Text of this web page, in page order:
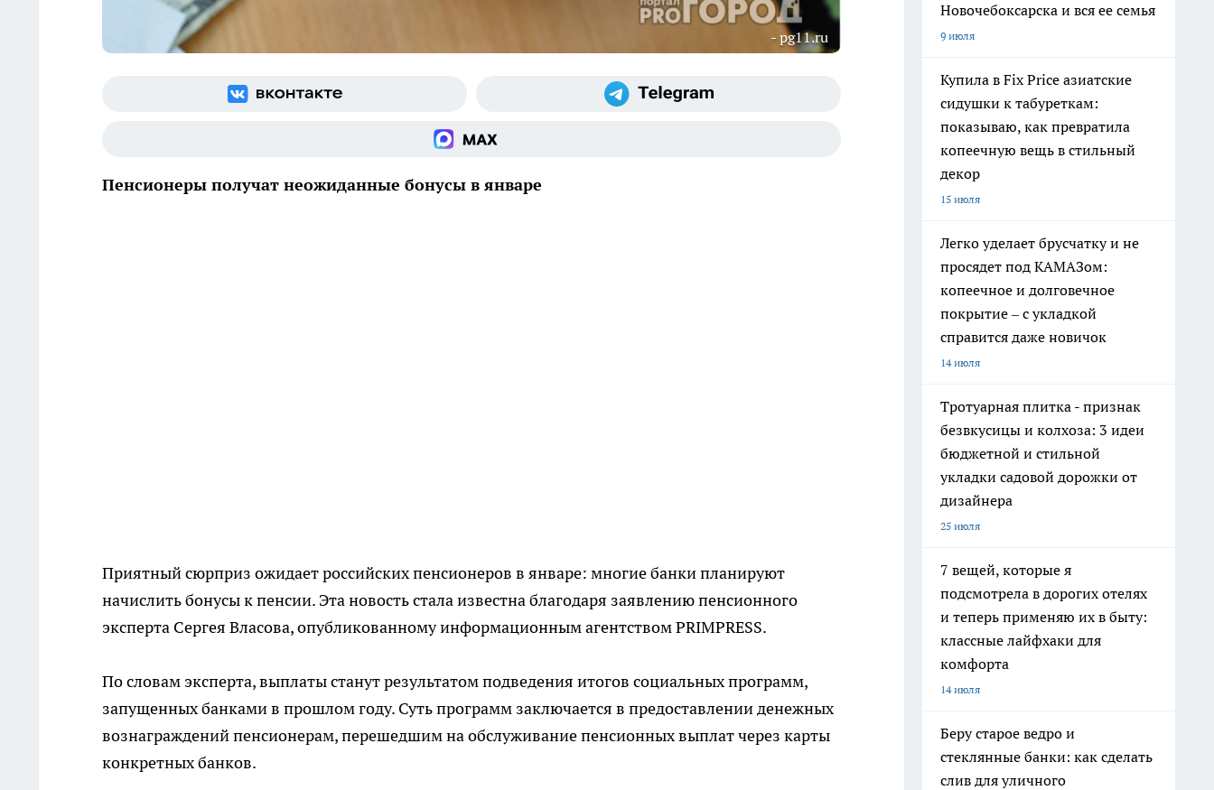
- pg11.ru
Пенсионеры получат неожиданные бонусы в январе
Приятный сюрприз ожидает российских пенсионеров в январе: многие банки планируют
начислить бонусы к пенсии. Эта новость стала известна благодаря заявлению пенсионного
эксперта Сергея Власова, опубликованному информационным агентством PRIMPRESS.
По словам эксперта, выплаты станут результатом подведения итогов социальных программ,
запущенных банками в прошлом году. Суть программ заключается в предоставлении денежных
вознаграждений пенсионерам, перешедшим на обслуживание пенсионных выплат через карты
конкретных банков.
Новочебоксарска и вся ее семья
9 июля
Купила в Fix Price азиатские
сидушки к табуреткам:
показываю, как превратила
копеечную вещь в стильный
декор
15 июля
Легко уделает брусчатку и не
просядет под КАМАЗом:
копеечное и долговечное
покрытие – с укладкой
справится даже новичок
14 июля
Тротуарная плитка - признак
безвкусицы и колхоза: 3 идеи
бюджетной и стильной
укладки садовой дорожки от
дизайнера
25 июля
7 вещей, которые я
подсмотрела в дорогих отелях
и теперь применяю их в быту:
классные лайфхаки для
комфорта
14 июля
Беру старое ведро и
стеклянные банки: как сделать
слив для уличного